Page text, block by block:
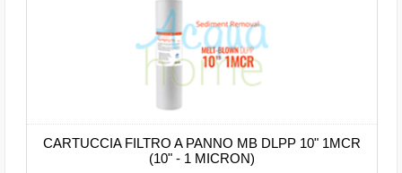
CARTUCCIA FILTRO A PANNO MB DLPP 10" 1MCR
(10" - 1 MICRON)